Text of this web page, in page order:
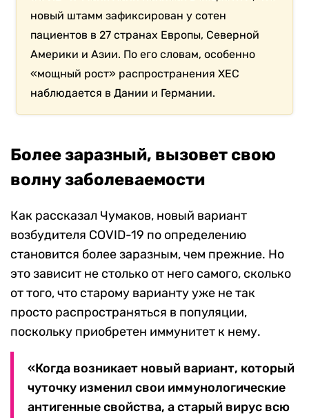
новый штамм зафиксирован у сотен
пациентов в 27 странах Европы, Северной
Америки и Азии. По его словам, особенно
«мощный рост» распространения XEC
наблюдается в Дании и Германии.
Более заразный, вызовет свою
волну заболеваемости
Как рассказал Чумаков, новый вариант
возбудителя COVID-19 по определению
становится более заразным, чем прежние. Но
это зависит не столько от него самого, сколько
от того, что старому варианту уже не так
просто распространяться в популяции,
поскольку приобретен иммунитет к нему.
«Когда возникает новый вариант, который
чуточку изменил свои иммунологические
антигенные свойства, а старый вирус всю